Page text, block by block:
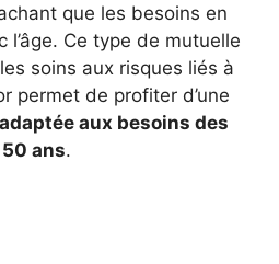
que les besoins en
Ce type de mutuelle
soins aux risques liés à
permet de profiter d’une
aux besoins des
ans.